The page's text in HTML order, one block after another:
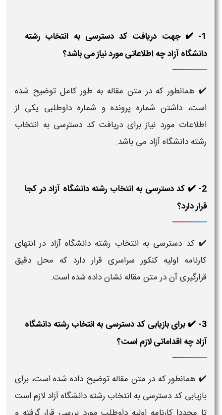
1- ✔️ جهت دریافت کد دسترسی به انتخاب رشته
دانشگاه آزاد چه اطلاعاتی مورد نیاز می باشد؟
✔️ همانطور که در متن مقاله به طور کامل توضیح شده
است، داشتن شماره پرونده و شماره داوطلبی یکی از
اطلاعات مورد نیاز برای دریافت کد دسترسی به انتخاب
رشته دانشگاه آزاد می باشد.
2- ✔️ کد دسترسی به انتخاب رشته دانشگاه آزاد در کجا
قرار دارد؟
✔️ کد دسترسی به انتخاب رشته دانشگاه آزاد در انتهای
کارنامه اولیه کنکور سراسری قرار دارد که محل دقیق
قرارگیری آن در متن مقاله نشان داده شده است.
3- ✔️ برای بازیابی کد دسترسی به انتخاب رشته دانشگاه
آزاد چه اقداماتی لازم است؟
✔️ همانطور که در متن مقاله توضیح داده شده است، برای
بازیابی کد دسترسی به انتخاب رشته دانشگاه آزاد لازم است